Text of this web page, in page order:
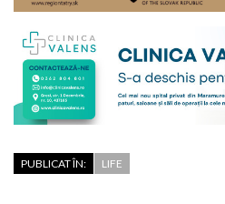
PUBLICAT ÎN: LIFE